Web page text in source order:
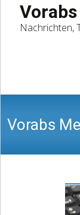
Nachrichten,
Vorabs